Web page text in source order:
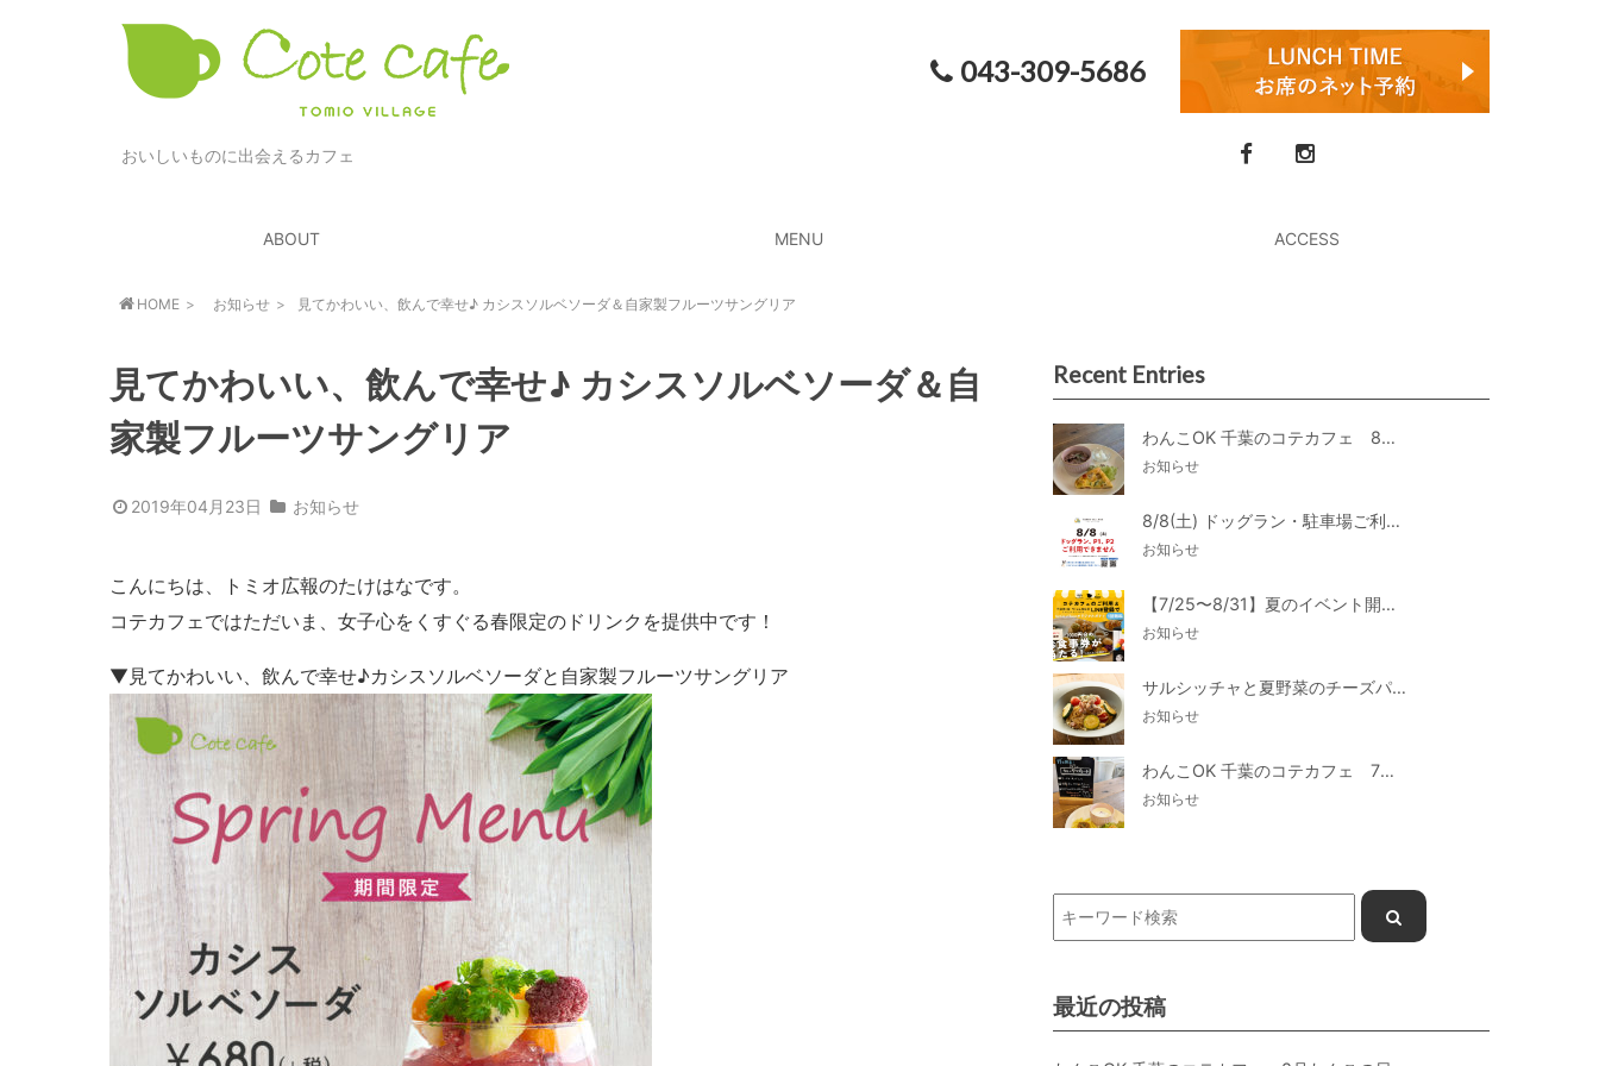
043-309-5686
おいしいものに出会えるカフェ
ABOUT MENU ACCESS
HOME お知らせ 見てかわいい、飲んで幸せ♪ カシスソルベソーダ＆自家製フルーツサングリア
見てかわいい、飲んで幸せ♪ カシスソルベソーダ＆自
家製フルーツサングリア
2019年04月23日 お知らせ
こんにちは、トミオ広報のたけはなです。
コテカフェではただいま、女子心をくすぐる春限定のドリンクを提供中です！
▼見てかわいい、飲んで幸せ♪カシスソルベソーダと自家製フルーツサングリア
Recent Entries
わんこOK 千葉のコテカフェ 8月わんこの日 オートミールdeローストビーフライス
お知らせ
8/8(土) ドッグラン・駐車場ご利用のお知らせ
お知らせ
【7/25〜8/31】夏のイベント開催
お知らせ
サルシッチャと夏野菜のチーズパスタ期間限定新メニュー登場！
お知らせ
わんこOK 千葉のコテカフェ 7月わんこの日 白身魚とカラフルやさいのオムレツ
お知らせ
最近の投稿